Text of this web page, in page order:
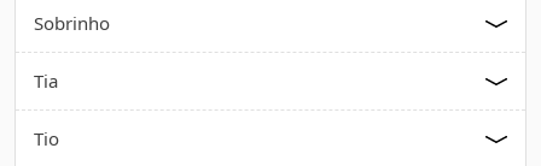
Sobrinho
Tia
Tio